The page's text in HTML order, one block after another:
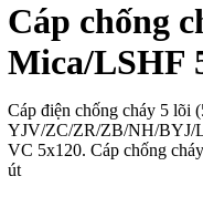
Cáp chống
Mica/LSHF
Cáp điện chống cháy 5
YJV/ZC/ZR/ZB/NH/BYJ/
VC 5x120. Cáp chống
út